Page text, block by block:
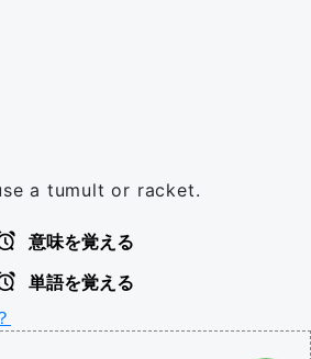
a tumult or racket.
意味を覚える
単語を覚える